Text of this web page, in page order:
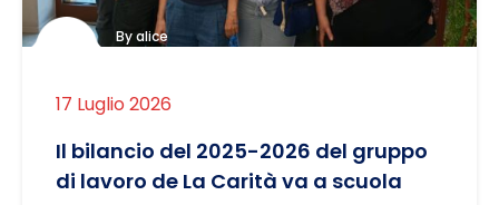
By alice
17 Luglio 2026
Il bilancio del 2025-2026 del gruppo
di lavoro de La Carità va a scuola